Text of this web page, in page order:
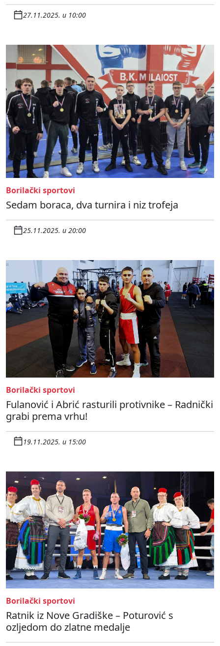
27.11.2025. u 10:00
Borilački sportovi
Sedam boraca, dva turnira i niz trofeja
25.11.2025. u 20:00
Borilački sportovi
Fulanović i Abrić rasturili protivnike – Radnički
grabi prema vrhu!
19.11.2025. u 15:00
Borilački sportovi
Ratnik iz Nove Gradiške – Poturović s
ozljedom do zlatne medalje